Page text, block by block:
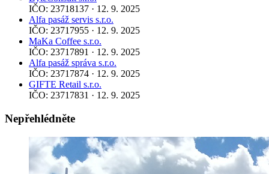
IČO: 23718137 · 12. 9. 2025
Alfa pasáž servis s.r.o.
IČO: 23717955 · 12. 9. 2025
MaKa Coffee s.r.o.
IČO: 23717891 · 12. 9. 2025
Alfa pasáž správa s.r.o.
IČO: 23717874 · 12. 9. 2025
GIFTE Retail s.r.o.
IČO: 23717831 · 12. 9. 2025
Nepřehlédněte